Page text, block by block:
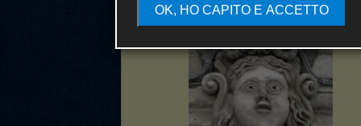
OK, HO CAPITO E ACCETTO